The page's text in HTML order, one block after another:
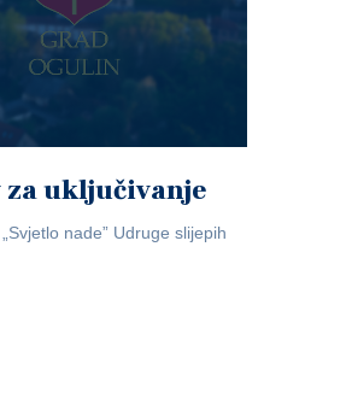
za uključivanje
nade” Udruge slijepih